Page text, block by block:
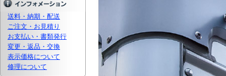
送料・納期・配送
ご注文・お見積り
お支払い・書類発行
変更・返品・交換
表示価格について
修理について